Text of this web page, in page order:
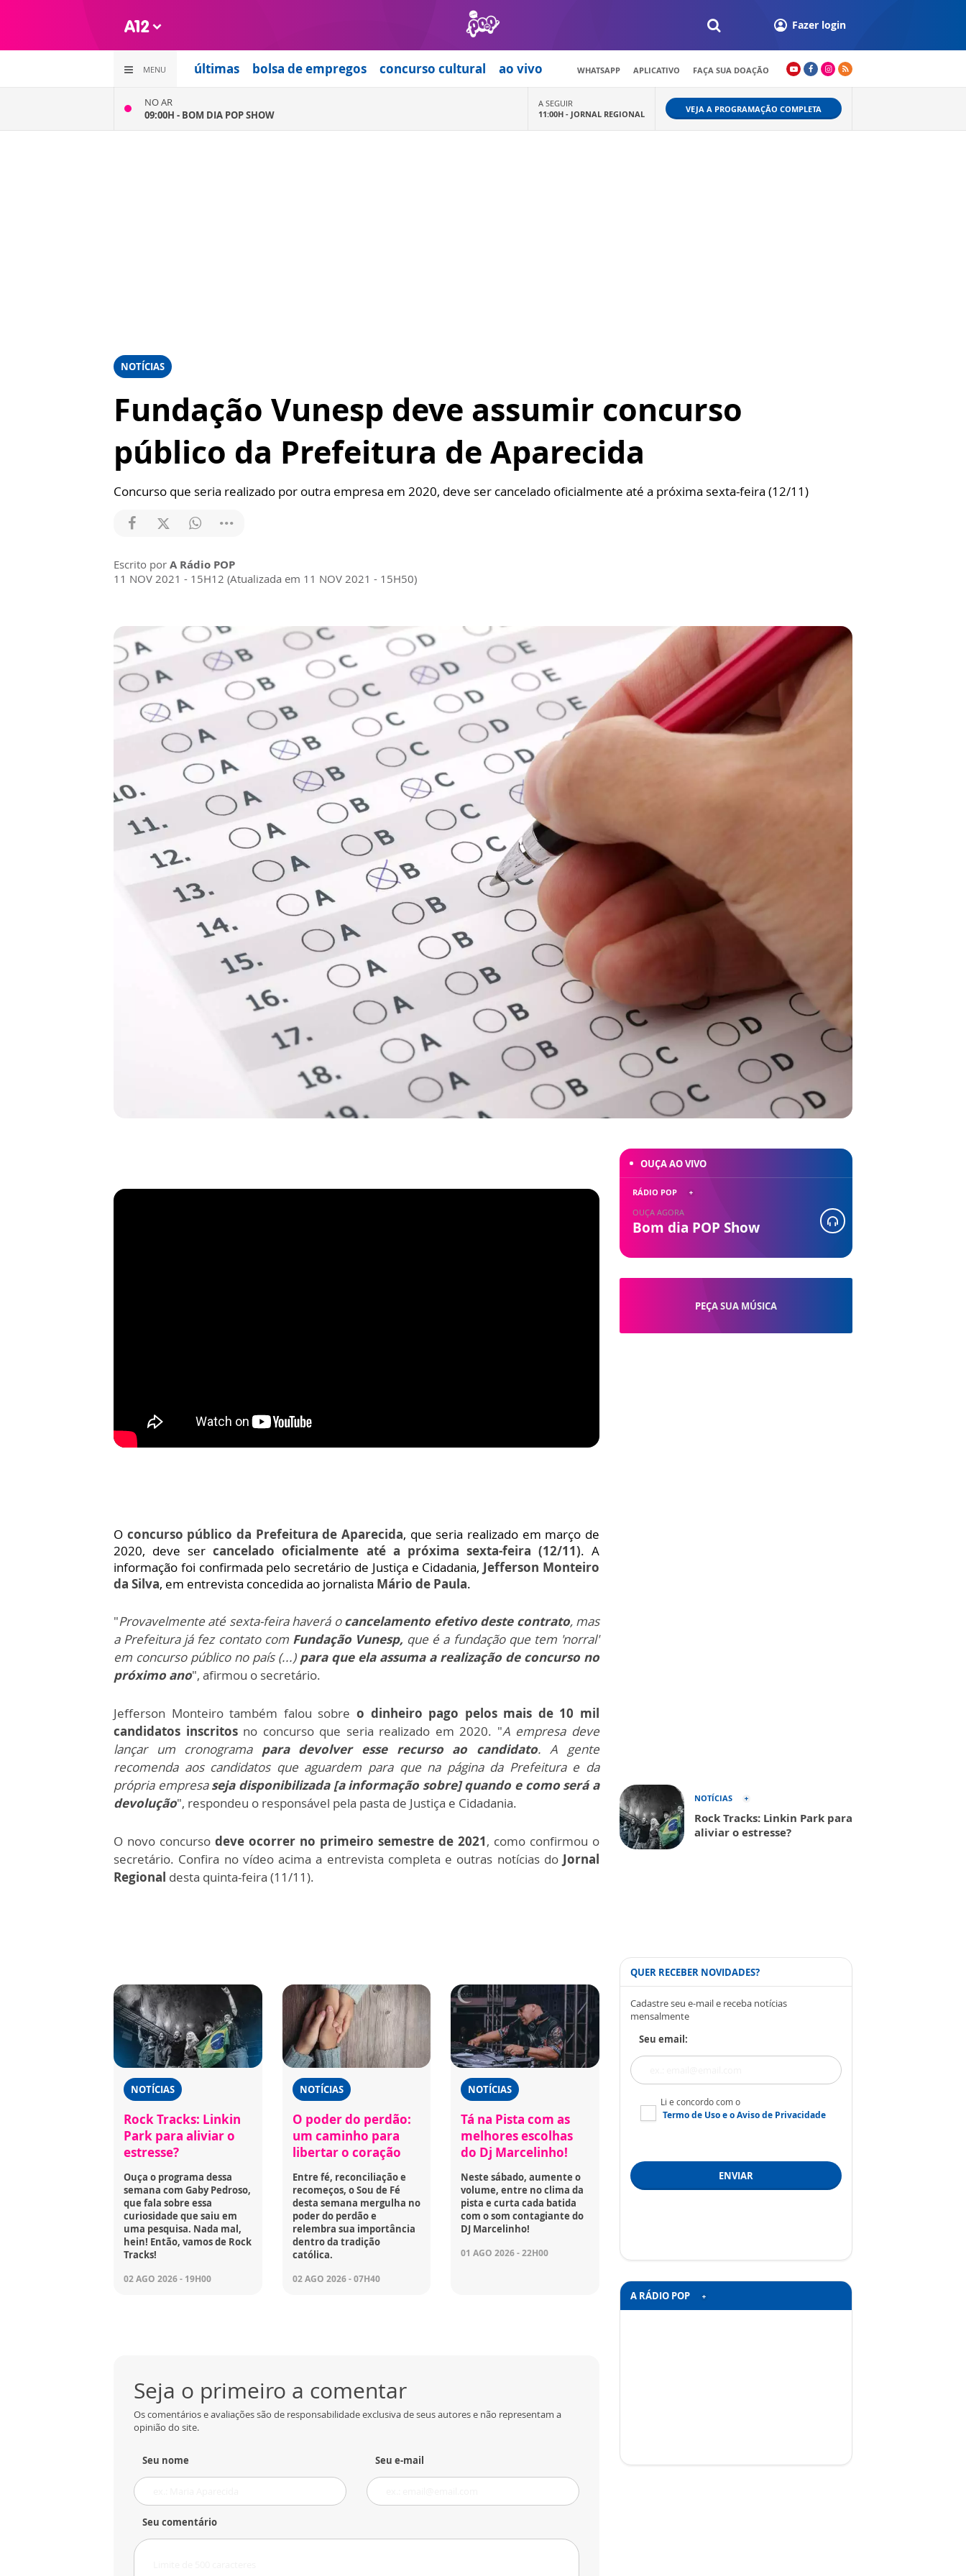
Fazer login
MENU últimas bolsa de empregos concurso cultural ao vivo WHATSAPP APLICATIVO FAÇA SUA DOAÇÃO
NO AR
09:00H - BOM DIA POP SHOW
A SEGUIR
11:00H - JORNAL REGIONAL VEJA A PROGRAMAÇÃO COMPLETA
NOTÍCIAS
Fundação Vunesp deve assumir concurso
público da Prefeitura de Aparecida
Concurso que seria realizado por outra empresa em 2020, deve ser cancelado oficialmente até a próxima sexta-feira (12/11)
Escrito por A Rádio POP
11 NOV 2021 - 15H12 (Atualizada em 11 NOV 2021 - 15H50)
O concurso público da Prefeitura de Aparecida, que seria realizado em março de
2020, deve sercancelado oficialmente até a próxima sexta-feira (12/11). A
informação foi confirmada pelo secretário de Justiça e Cidadania, Jefferson Monteiro
da Silva, em entrevista concedida ao jornalista Mário de Paula.
"Provavelmente até sexta-feira haverá ocancelamento efetivo deste contrato, mas
a Prefeitura já fez contato com Fundação Vunesp, que é a fundação que tem 'norral'
em concurso público no país (...) para que ela assuma a realização de concurso no
próximo ano", afirmou o secretário.
Jefferson Monteiro também falou sobre o dinheiro pago pelos mais de 10 mil
candidatos inscritosno concurso que seria realizado em 2020. "A empresa deve
lançar um cronograma para devolver esse recurso ao candidato. A gente
recomenda aos candidatos que aguardem para que na página da Prefeitura e da
própria empresaseja disponibilizada [a informação sobre] quando e como será a
devolução", respondeu o responsável pela pasta de Justiça e Cidadania.
O novo concurso deve ocorrer no primeiro semestre de 2021, como confirmou o
secretário. Confira no vídeo acima a entrevista completa e outras notícias doJornal
Regional desta quinta-feira (11/11).
NOTÍCIAS
Rock Tracks: Linkin
Park para aliviar o
estresse?
Ouça o programa dessa
semana com Gaby Pedroso,
que fala sobre essa
curiosidade que saiu em
uma pesquisa. Nada mal,
hein! Então, vamos de Rock
Tracks!
02 AGO 2026 - 19H00
NOTÍCIAS
O poder do perdão:
um caminho para
libertar o coração
Entre fé, reconciliação e
recomeços, o Sou de Fé
desta semana mergulha no
poder do perdão e
relembra sua importância
dentro da tradição
católica.
02 AGO 2026 - 07H40
NOTÍCIAS
Tá na Pista com as
melhores escolhas
do Dj Marcelinho!
Neste sábado, aumente o
volume, entre no clima da
pista e curta cada batida
com o som contagiante do
DJ Marcelinho!
01 AGO 2026 - 22H00
Seja o primeiro a comentar
Os comentários e avaliações são de responsabilidade exclusiva de seus autores e não representam a
opinião do site.
Seu nome Seu e-mail
Seu comentário
PEÇA SUA MÚSICA
OUÇA AO VIVO
RÁDIO POP
OUÇA AGORA
Bom dia POP Show
NOTÍCIAS
Rock Tracks: Linkin Park para
aliviar o estresse?
QUER RECEBER NOVIDADES?
Cadastre seu e-mail e receba notícias
mensalmente
Seu email:
Li e concordo com o
Termo de Usoe oAviso de Privacidade
ENVIAR
A RÁDIO POP